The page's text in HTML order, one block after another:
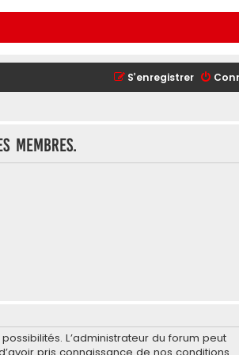
S’enregistrer
membres.
L’administrateur du forum peut